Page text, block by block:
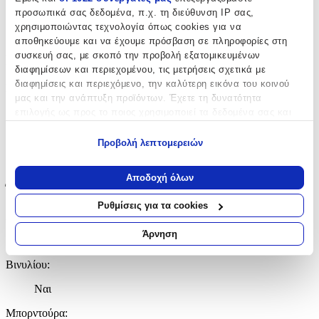
προσωπικά σας δεδομένα, π.χ. τη διεύθυνση IP σας,
χρησιμοποιώντας τεχνολογία όπως cookies για να
αποθηκεύουμε και να έχουμε πρόσβαση σε πληροφορίες στη
συσκευή σας, με σκοπό την προβολή εξατομικευμένων
διαφημίσεων και περιεχομένου, τις μετρήσεις σχετικά με
διαφημίσεις και περιεχόμενο, την καλύτερη εικόνα του κοινού
μας και την ανάπτυξη προϊόντων. Έχετε τη δυνατότητα
Να συλλέξουμε πληροφορίες σχετικά με τη γεωγραφική
σας τοποθεσία, οι οποίες μπορεί να είναι ακριβείς σε
απόσταση μερικών μέτρων
Να αναγνωρίσουμε τη συσκευή σας σαρώνοντας ενεργά
για συγκεκριμένα χαρακτηριστικά (δακτυλικό αποτύπωμα)
Μάθετε περισσότερα σχετικά με τον τρόπο επεξεργασίας των
προσωπικών σας δεδομένων και καθορίστε τις προτιμήσεις σας
ανακαλέσετε τη συγκατάθεσή σας ανά πάσα στιγμή από τη
Προβολή λεπτομερειών
Αποδοχή όλων
Ρυθμίσεις για τα cookies
Άρνηση
Κατασκευαστής:
autokolitakia.gr
Βασικά Χαρακτηριστικά
Σχέδιο:
Έξτρα Χαρακτηριστικά
Αφρώδες:
Βινυλίου:
Ναι
Μπορντούρα: